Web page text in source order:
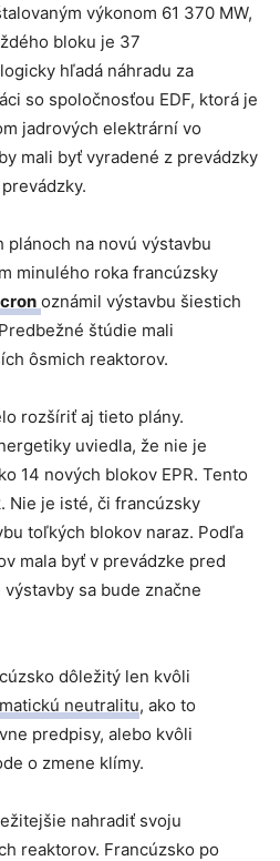
výkonom 61 370 MW,
bloku je 37
hľadá náhradu za
so spoločnosťou EDF, ktorá je
jadrových elektrární vo
mali byť vyradené z prevádzky
plánoch na novú výstavbu
minulého roka francúzsky
oznámil výstavbu šiestich
štúdie mali
ôsmich reaktorov.
rozšíriť aj tieto plány.
uviedla, že nie je
14 nových blokov EPR. Tento
Nie je isté, či francúzsky
toľkých blokov naraz. Podľa
mala byť v prevádzke pred
sa bude značne
dôležitý len kvôli
neutralitu, ako to
predpisy, alebo kvôli
o zmene klímy.
nahradiť svoju
reaktorov. Francúzsko po